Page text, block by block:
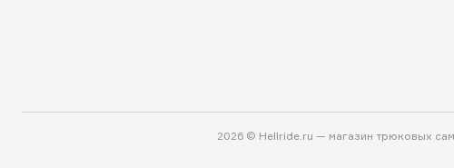
2026 © Hellride.ru — магазин трюковых